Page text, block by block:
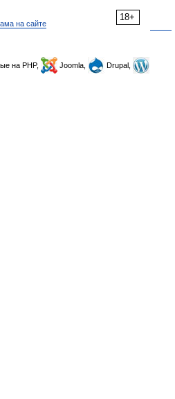
18+
на сайте
на PHP, Joomla,
Drupal,